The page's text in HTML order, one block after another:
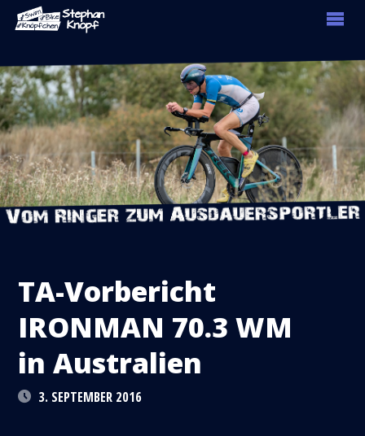
TA-Vorbericht
IRONMAN 70.3 WM
in Australien
3. SEPTEMBER 2016